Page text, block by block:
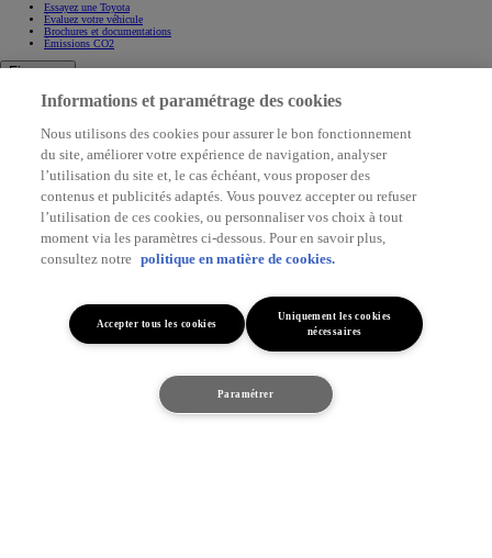
Je suis intéressé
Découvrez le véhicule
Essayez une Toyota
Évaluez votre véhicule
Brochures et documentations
Émissions CO2
Finances
Crédit classic
Découvrez Toyota
Découvrez Toyota
Hybride & Électrique
Découvrez l'hybride
Start your impossible
Toyota Gazoo Racing
Toyota GR Sport
WEC - Championnat du monde d'endurance FIA
Informations et paramétrage des cookies
Nous utilisons des cookies pour assurer le bon fonctionnement
du site, améliorer votre expérience de navigation, analyser
l’utilisation du site et, le cas échéant, vous proposer des
contenus et publicités adaptés. Vous pouvez accepter ou refuser
l’utilisation de ces cookies, ou personnaliser vos choix à tout
moment via les paramètres ci-dessous. Pour en savoir plus,
consultez notre politique en matière de cookies.
Accepter tous les cookies
Uniquement les cookies
nécessaires
Paramétrer